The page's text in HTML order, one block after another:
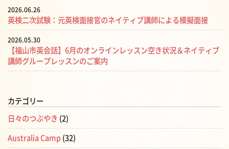
2026.06.26
英検二次試験：元英検面接官のネイティブ講師による模擬面接
2026.05.30
【福山市英会話】6月のオンラインレッスン空き状況＆ネイティブ
講師グループレッスンのご案内
カテゴリー
日々のつぶやき (2)
Australia Camp (32)